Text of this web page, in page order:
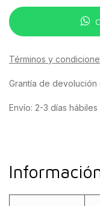
Términos y
Grantía de devolución
Envío: 2-3 días hábiles